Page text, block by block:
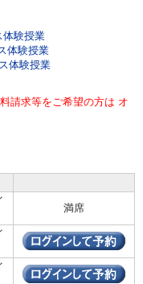
体験授業
体験授業
体験授業
請求等をご希望の方は オ
満席